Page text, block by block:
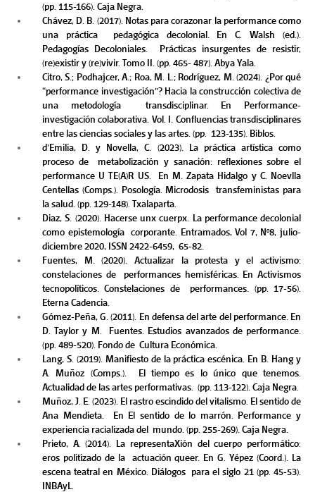
(pp. 115-166). Caja Negra.
Chávez, D. B. (2017). Notas para corazonar la performance como
una práctica  pedagógica decolonial. En C. Walsh (ed.).
Pedagogías Decoloniales.  Prácticas insurgentes de resistir,
(re)existir y (re)vivir. Tomo II. (pp. 465- 487). Abya Yala.
Citro, S.; Podhajcer, A.; Roa, M. L.; Rodríguez, M. (2024). ¿Por qué
“performance investigación”? Hacia la construcción colectiva de
una metodología  transdisciplinar. En Performance-
investigación colaborativa. Vol. I. Confluencias transdisciplinares
entre las ciencias sociales y las artes. (pp.  123-135). Biblos.
d’Emilia, D. y Novella, C. (2023). La práctica artística como
proceso de  metabolización y sanación: reflexiones sobre el
performance U TE(A)R US.  En M. Zapata Hidalgo y C. Noevlla
Centellas (Comps.). Posología. Microdosis  transfeministas para
la salud. (pp. 129-148). Txalaparta.
Diaz, S. (2020). Hacerse unx cuerpx. La performance decolonial
como epistemología  corporante. Entramados, Vol 7, Nº8, julio-
diciembre 2020, ISSN 2422-6459,  65-82.
Fuentes, M. (2020). Actualizar la protesta y el activismo:
constelaciones de  performances hemisféricas. En Activismos
tecnopolíticos. Constelaciones de  performances. (pp. 17-56).
Eterna Cadencia.
Gómez-Peña, G. (2011). En defensa del arte del performance. En
D. Taylor y M.  Fuentes. Estudios avanzados de performance.
(pp. 489-520). Fondo de  Cultura Económica.
Lang, S. (2019). Manifiesto de la práctica escénica. En B. Hang y
A. Muñoz (Comps.).  El tiempo es lo único que tenemos.
Actualidad de las artes performativas.  (pp. 113-122). Caja Negra.
Muñoz, J. E. (2023). El rastro escindido del vitalismo. El sentido de
Ana Mendieta.  En El sentido de lo marrón. Performance y
experiencia racializada del  mundo. (pp. 255-269). Caja Negra.
Prieto, A. (2014). La representaXión del cuerpo performático:
eros politizado de la  actuación queer. En G. Yépez (Coord.). La
escena teatral en México. Diálogos  para el siglo 21 (pp. 45-53).
INBAyL.